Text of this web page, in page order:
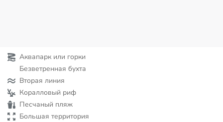
Аквапарк или горки
Безветренная бухта
Вторая линия
Коралловый риф
Песчаный пляж
Большая территория